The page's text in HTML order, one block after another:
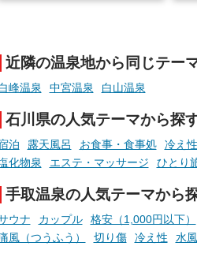
た「これからのこと」や「ちょ
っとした悩み」が、頭に浮かん
でくることはありませんか？
お風呂でリラックスしているか
らこそ向き合える、大切な自分
の本音。
そんな心のつぶやきを、湯あが
りの温まった心のまま相談でき
たら素敵ですよね。
す。
ら
泉
日
し
つ
を
近隣の温泉地から同じテー
峰温泉 中宮温泉 白山温泉
石川県の人気テーマから探
泊 露天風呂 お食事・食事処 冷え性
化物泉
エステ・マッサージ ひとり
手取温泉の人気テーマから
ウナ カップル 格安（1,000円以下）
風（つうふう）
切り傷 冷え性 水